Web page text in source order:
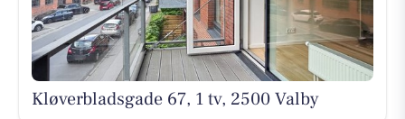
Kløverbladsgade 67, 1 tv, 2500 Valby